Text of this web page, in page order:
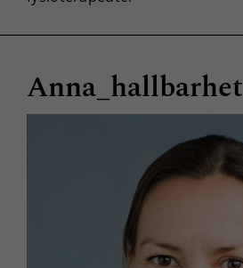
Anna_hallbarhet